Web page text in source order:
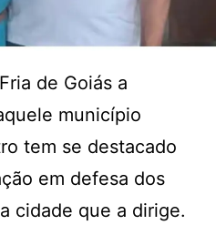
de Goiás a
município
tem se destacado
em defesa dos
cidade que a dirige.